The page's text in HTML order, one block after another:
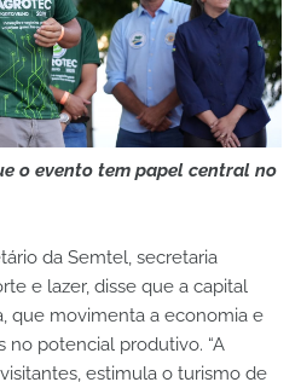
o evento tem papel central no
da Semtel, secretaria
e lazer, disse que a capital
que movimenta a economia e
no potencial produtivo. “A
estimula o turismo de